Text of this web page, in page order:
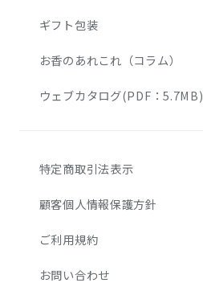
ギフト包装
お香のあれこれ（コラム）
ウェブカタログ(PDF：5.7MB)
特定商取引法表示
顧客個人情報保護方針
ご利用規約
お問い合わせ